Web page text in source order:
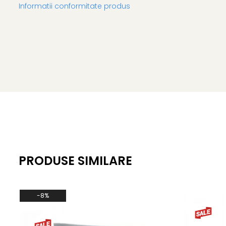
Informatii conformitate produs
PRODUSE SIMILARE
-8%